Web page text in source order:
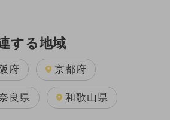
する地域
府 京都府
良県 和歌山県